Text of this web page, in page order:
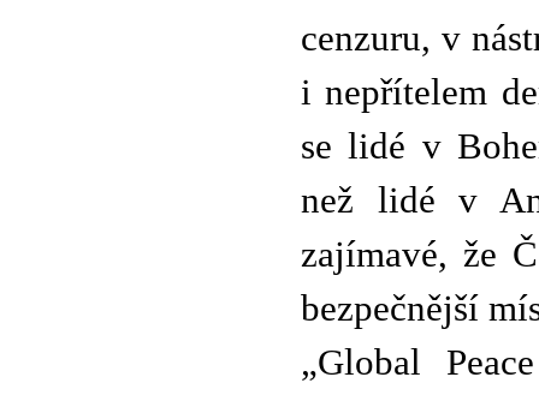
cenzuru, v
i nepřítelem
se lidé v
než lidé v
zajímavé, že
bezpečnější
„Global